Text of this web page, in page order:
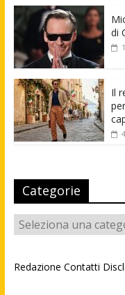
di
Il
Categorie
Categorie
Redazione Contatti